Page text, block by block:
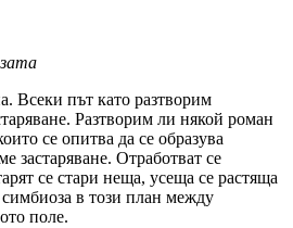
Всеки път като разтворим
Разтворим ли някой роман
се опитва да се образува
застаряване. Отработват се
се стари неща, усеща се растяща
в този план между
поле.